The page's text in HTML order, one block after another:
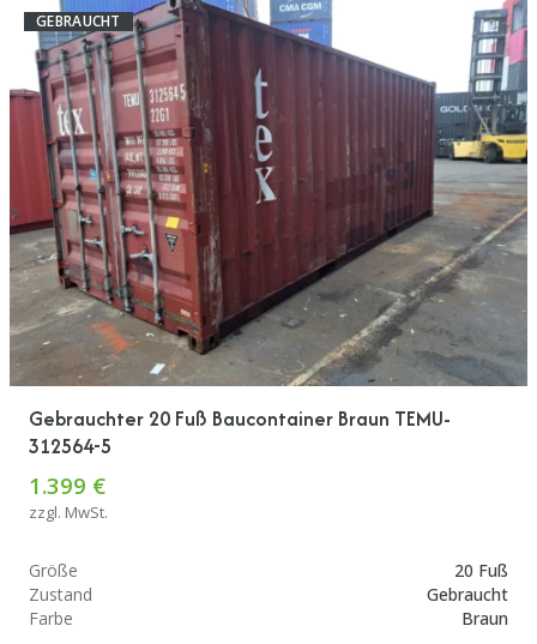
GEBRAUCHT
Gebrauchter 20 Fuß Baucontainer Braun TEMU-
312564-5
1.399 €
zzgl. MwSt.
Größe
20 Fuß
Zustand
Gebraucht
Farbe
Braun